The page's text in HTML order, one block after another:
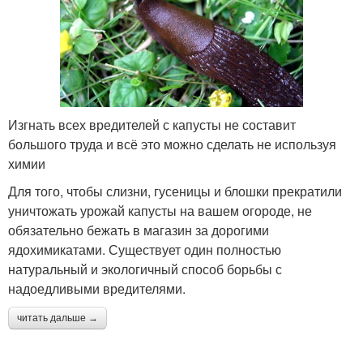
Изгнать всех вредителей с капусты не составит
большого труда и всё это можно сделать не используя
химии
Для того, чтобы слизни, гусеницы и блошки прекратили
уничтожать урожай капусты на вашем огороде, не
обязательно бежать в магазин за дорогими
ядохимикатами. Существует один полностью
натуральный и экологичный способ борьбы с
надоедливыми вредителями.
читать дальше →